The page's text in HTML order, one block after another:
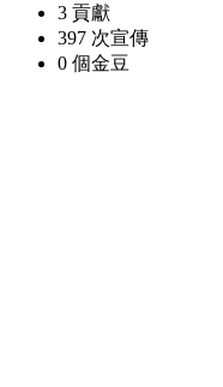
3 貢獻
397 次宣傳
0 個金豆